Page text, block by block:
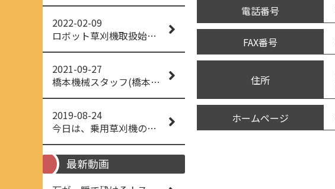
2022-02-09
ロボット草刈機取扱始めました！
2021-09-27
橋本機械スタッフ(橋本機械(株))
2019-08-24
今日は、乗用草刈機の納品でした！ 流行りの、4WD！ #イセキアグリ #オーレック #四駆 #増税間近
最新動画
電話番号
FAX番号
住所
ホームページ